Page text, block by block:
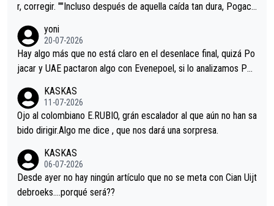
r, corregir. ""Incluso después de aquella caída tan dura, Pogaca
permaneció pegado a su rueda. Parecía increíble la forma en l
a que era capaz de controlar el miedo", recordó."
yoni
20-07-2026
Hay algo más que no está claro en el desenlace final, quizá Po
jacar y UAE pactaron algo con Evenepoel, si lo analizamos Poj
i sin pedalear, luego está el saludo con Evenepoel dándose la
mano de una manera muy fraternal, más allá de los típicos toqu
es en el hombro con que saludaba a Vingegard. Ahí hubo una in
eta, a ver si por querer poner a Del Toro con calzador en posi
ción de podio UAE y Pojacar se van complicar el tour.
KASKAS
11-07-2026
Ojo al colombiano E.RUBIO, grán escalador al que aún no han sa
bido dirigir.Algo me dice , que nos dará una sorpresa.
KASKAS
06-07-2026
Desde ayer no hay ningún artículo que no se meta con Cian Uijt
debroeks….porqué será??